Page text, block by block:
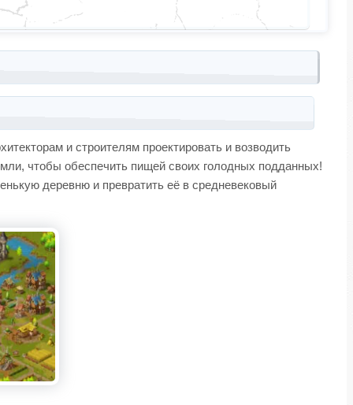
и строителям проектировать и возводить
чтобы обеспечить пищей своих голодных подданных!
деревню и превратить её в средневековый